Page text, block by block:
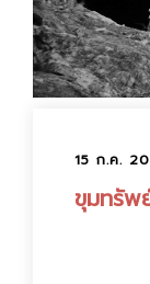
15 ก.ค.
ขุมทรัพ